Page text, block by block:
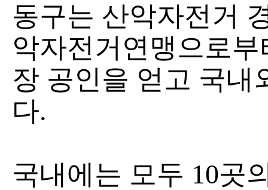
동구는 산악자전거
악자전거연맹으로
장 공인을 얻고 국내
다.
국내에는 모두 10곳